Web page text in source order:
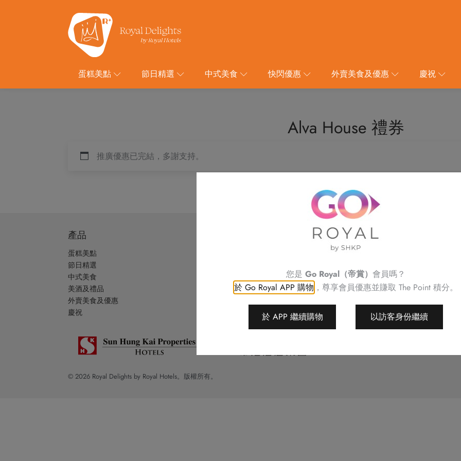
蛋糕美點 節日精選 中式美食 快閃優惠 外賣美食及優惠 慶祝
Alva House 禮券
推廣優惠已完結，多謝支持。
產品
蛋糕美點
節日精選
中式美食
美酒及禮品
外賣美食及優惠
慶祝
免責條款
聯絡我們
店舖位置
© 2026 Royal Delights by Royal Hotels。版權所有。
您是 Go Royal（帝賞） 會員嗎？
於 Go Royal APP 購物 ，尊享會員優惠並賺取 The Point 積分。
於 APP 繼續購物 以訪客身份繼續